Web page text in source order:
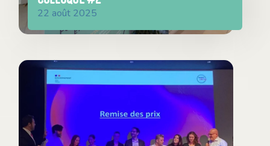
22 août 2025